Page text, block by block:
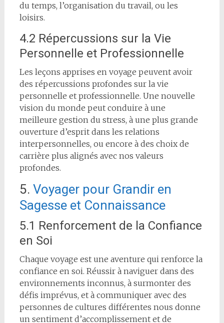
du temps, l’organisation du travail, ou les
loisirs.
4.2 Répercussions sur la Vie
Personnelle et Professionnelle
Les leçons apprises en voyage peuvent avoir
des répercussions profondes sur la vie
personnelle et professionnelle. Une nouvelle
vision du monde peut conduire à une
meilleure gestion du stress, à une plus grande
ouverture d’esprit dans les relations
interpersonnelles, ou encore à des choix de
carrière plus alignés avec nos valeurs
profondes.
5. Voyager pour Grandir en
Sagesse et Connaissance
5.1 Renforcement de la Confiance
en Soi
Chaque voyage est une aventure qui renforce la
confiance en soi. Réussir à naviguer dans des
environnements inconnus, à surmonter des
défis imprévus, et à communiquer avec des
personnes de cultures différentes nous donne
un sentiment d’accomplissement et de